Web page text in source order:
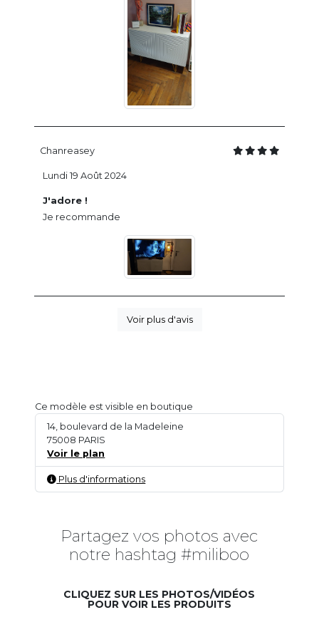
Chanreasey
J'adore !
Je recommande
Lundi 19 Août 2024
Voir plus d'avis
Ce modèle est visible en boutique
14, boulevard de la Madeleine
75008 PARIS
Voir le plan
Plus d'informations
Partagez vos photos avec
notre hashtag #miliboo
CLIQUEZ SUR LES PHOTOS/VIDÉOS
POUR VOIR LES PRODUITS